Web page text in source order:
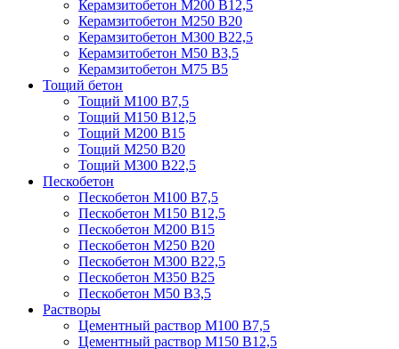
Керамзитобетон М200 В12,5
Керамзитобетон М250 В20
Керамзитобетон М300 В22,5
Керамзитобетон М50 В3,5
Керамзитобетон М75 В5
Тощий бетон
Тощий М100 В7,5
Тощий М150 В12,5
Тощий М200 В15
Тощий М250 В20
Тощий М300 В22,5
Пескобетон
Пескобетон М100 В7,5
Пескобетон М150 В12,5
Пескобетон М200 В15
Пескобетон М250 В20
Пескобетон М300 В22,5
Пескобетон М350 В25
Пескобетон М50 В3,5
Растворы
Цементный раствор М100 В7,5
Цементный раствор М150 В12,5